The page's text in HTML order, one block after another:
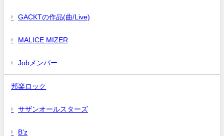
GACKTの作品(曲/Live)
MALICE MIZER
Jobメンバー
邦楽ロック
サザンオールスターズ
B'z